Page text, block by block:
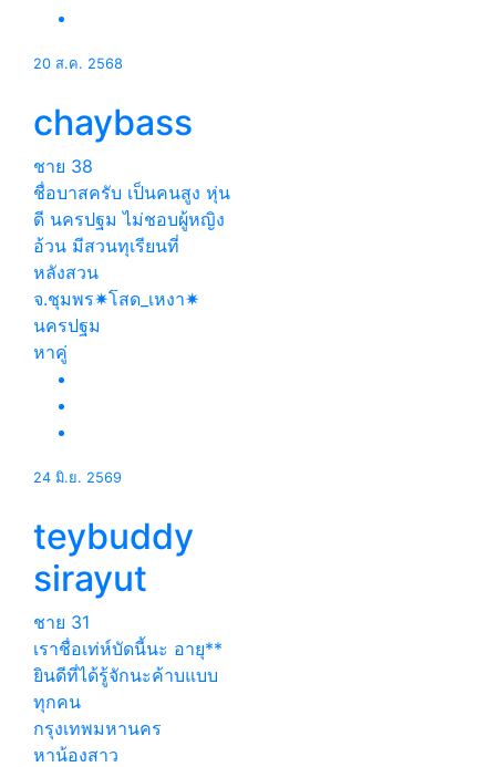
20 ส.ค. 2568
chaybass
ชาย 38
ชื่อบาสครับ เป็นคนสูง หุ่น
ดี นครปฐม ไม่ชอบผู้หญิง
อ้วน มีสวนทุเรียนที่
หลังสวน
จ.ชุมพร✷โสด_เหงา✷
นครปฐม
หาคู่
24 มิ.ย. 2569
teybuddy
sirayut
ชาย 31
เราชื่อเท่ห์บัดนี้นะ อายุ**
ยินดีที่ได้รู้จักนะค้าบแบบ
ทุกคน
กรุงเทพมหานคร
หาน้องสาว